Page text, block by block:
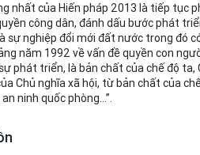
nhất của Hiến pháp 2013 là tiếp tục
công dân, đánh dấu bước phát
sự nghiệp đổi mới đất nước trong đó
năm 1992 về vấn đề quyền con
phát triển, là bản chất của chế độ
Chủ nghĩa xã hội, từ bản chất của
ninh quốc phòng...”.